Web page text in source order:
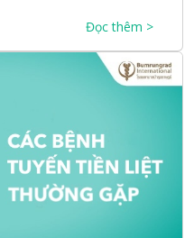
Đọc thêm >